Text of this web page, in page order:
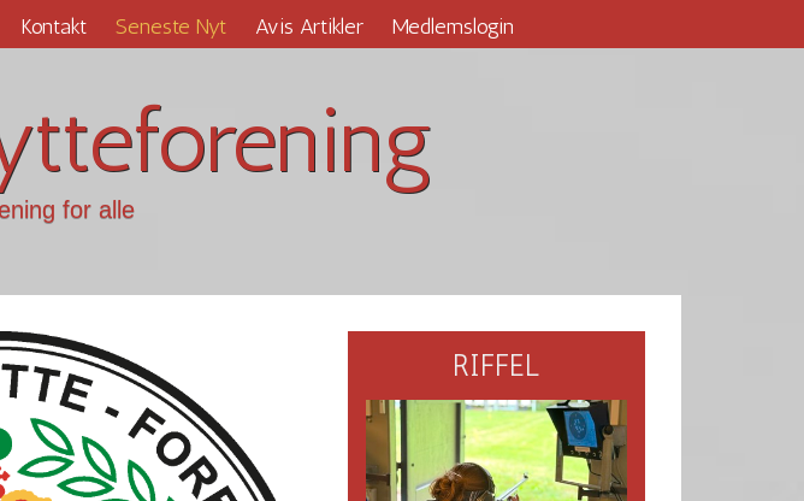
Kontakt Seneste Nyt Avis Artikler Medlemslogin
for alle
RIFFEL